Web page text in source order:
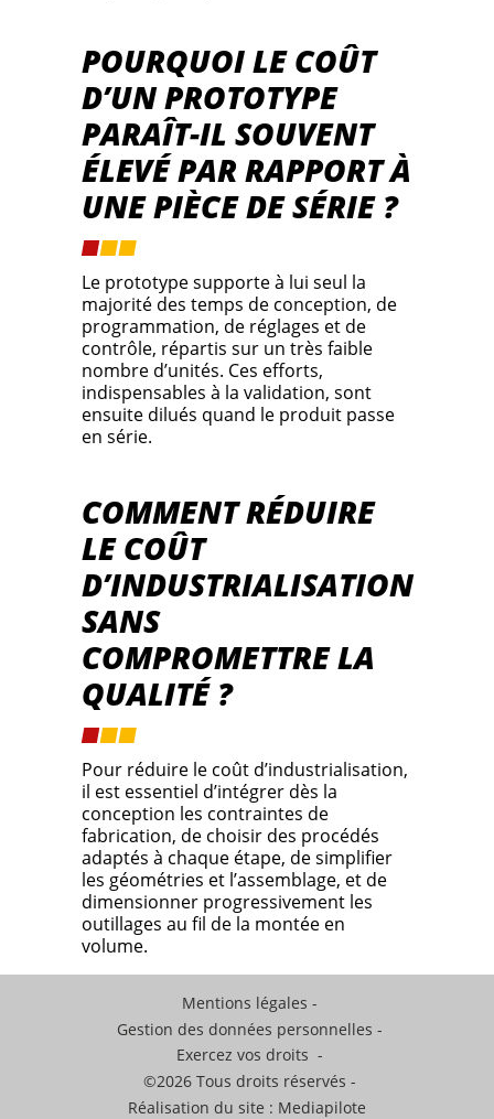
POURQUOI LE COÛT
D’UN PROTOTYPE
PARAÎT-IL SOUVENT
ÉLEVÉ PAR RAPPORT À
UNE PIÈCE DE SÉRIE ?
Le prototype supporte à lui seul la
majorité des temps de conception, de
programmation, de réglages et de
contrôle, répartis sur un très faible
nombre d’unités. Ces efforts,
indispensables à la validation, sont
ensuite dilués quand le produit passe
en série.
COMMENT RÉDUIRE
LE COÛT
D’INDUSTRIALISATION
SANS
COMPROMETTRE LA
QUALITÉ ?
Pour réduire le coût d’industrialisation,
il est essentiel d’intégrer dès la
conception les contraintes de
fabrication, de choisir des procédés
adaptés à chaque étape, de simplifier
les géométries et l’assemblage, et de
dimensionner progressivement les
outillages au fil de la montée en
volume.
Mentions légales
Gestion des données personnelles
Exercez vos droits
©2026 Tous droits réservés
Réalisation du site : Mediapilote